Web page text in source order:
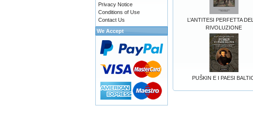
L’ANTITESI PERFETTA
RIVOLUZIONE
PUŠKIN E I PAESI
Privacy Notice
Conditions of Use
Contact Us
We Accept